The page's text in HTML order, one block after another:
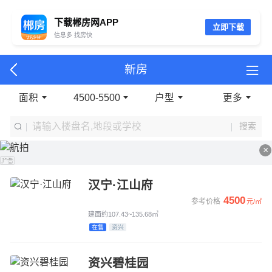
立即下载
下载郴房网APP
信息多 找房快
新房
面积 4500-5500 户型 更多
搜索
×
汉宁·江山府
参考价格 4500元/㎡
建面约107.43~135.68㎡
在售 资兴
资兴碧桂园